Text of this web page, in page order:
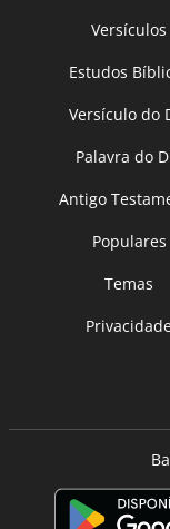
Versículos
Estudos
Versículo do
Palavra do
Antigo
Populares
Temas